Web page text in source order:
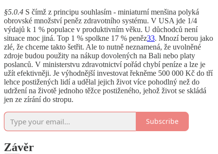
§5.0.4 S čímž z principu souhlasím - miniaturní menšina polyká
obrovské množství peněz zdravotního systému. V USA jde 1/4
výdajů k 1 % populace v produktivním věku. U důchodců není
situace moc jiná. Top 1 % spolkne 17 % peněz33. Mnozí berou jako
zlé, že chceme takto šetřit. Ale to nutně neznamená, že uvolněné
zdroje budou použity na nákup dovolených na Bali nebo platy
poslanců. V ministerstvu zdravotnictví pořád chybí peníze a lze je
užít efektivněji. Je výhodnější investovat řekněme 500 000 Kč do tří
lehce postižených lidí a udělal jejich život více pohodlný než do
udržení na životě jednoho těžce postiženého, jehož život se skládá
jen ze zírání do stropu.
Subscribe
Závěr